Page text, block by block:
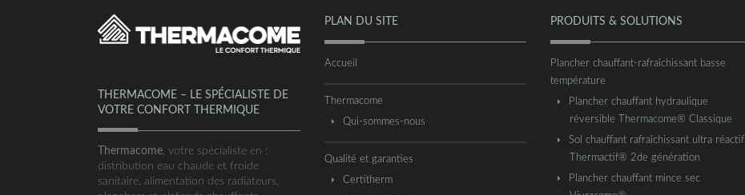
THERMACOME – LE SPÉCIALISTE DE
VOTRE CONFORT THERMIQUE
Thermacome , votre spécialiste en :
distribution eau chaude et froide
sanitaire, alimentation des radiateurs,
PLAN DU SITE
Accueil
Thermacome
Qui-sommes-nous
Qualité et garanties
Certitherm
PRODUITS & SOLUTIONS
Plancher chauffant-rafraîchissant basse
température
Plancher chauffant hydraulique
réversible Thermacome® Classique
Sol chauffant rafraîchissant ultra réactif
Thermactif® 2de génération
Plancher chauffant mince sec